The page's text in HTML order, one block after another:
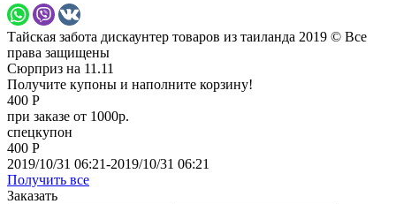
Тайская забота дискаунтер товаров из таиланда 2019 © Все
права защищены
Сюрприз на 11.11
Получите купоны и наполните корзину!
400 Р
при заказе от 1000р.
спецкупон
400 Р
2019/10/31 06:21-2019/10/31 06:21
Получить все
Заказать